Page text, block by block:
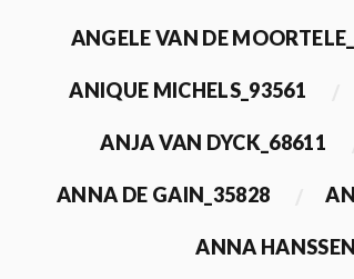
ANGELE VAN DE
ANIQUE MICHELS_93561
ANJA VAN DYCK_68611
ANNA DE GAIN_35828
ANNA